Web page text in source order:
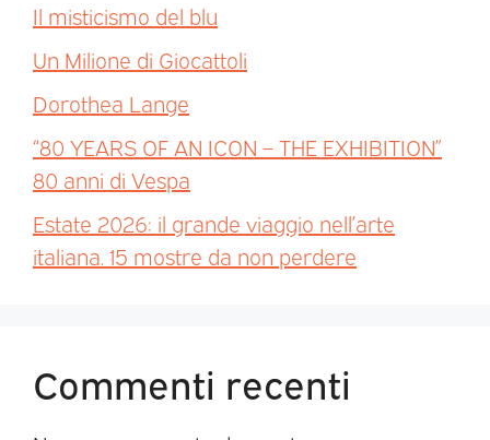
Il misticismo del blu
Un Milione di Giocattoli
Dorothea Lange
“80 YEARS OF AN ICON – THE EXHIBITION”
80 anni di Vespa
Estate 2026: il grande viaggio nell’arte
italiana. 15 mostre da non perdere
Commenti recenti